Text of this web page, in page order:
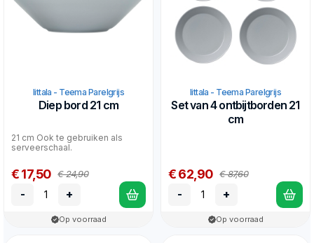
Iittala - Teema Parelgrijs
Diep bord 21 cm
21 cm Ook te gebruiken als
serveerschaal.
€ 17,50 € 24,90
- +
Op voorraad
Iittala - Teema Parelgrijs
Set van 4 ontbijtborden 21
cm
€ 62,90 € 87,60
- +
Op voorraad